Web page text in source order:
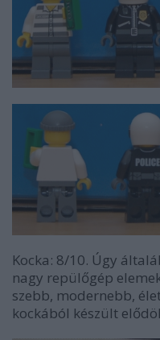
Kocka: 8/10. Úgy
nagy repülőgép
szebb, modernebb,
kockából készült